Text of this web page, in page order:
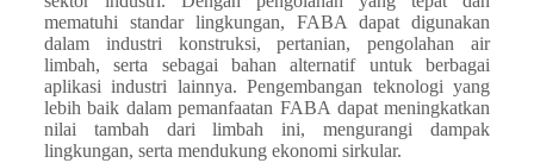
mematuhi standar lingkungan, FABA dapat digunakan
dalam industri konstruksi, pertanian, pengolahan air
limbah, serta sebagai bahan alternatif untuk berbagai
aplikasi industri lainnya. Pengembangan teknologi yang
lebih baik dalam pemanfaatan FABA dapat meningkatkan
nilai tambah dari limbah ini, mengurangi dampak
lingkungan, serta mendukung ekonomi sirkular.